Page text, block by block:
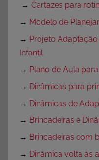
→ Cartazes para
→ Modelo de
→ Projeto
Infantil
→ Plano de Aula
→ Dinâmicas para
→ Dinâmicas de
→ Brincadeiras e
→ Brincadeiras com
→ Dinâmica volta às